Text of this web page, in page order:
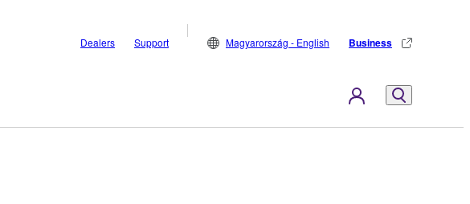
Dealers Support Magyarország - English Business